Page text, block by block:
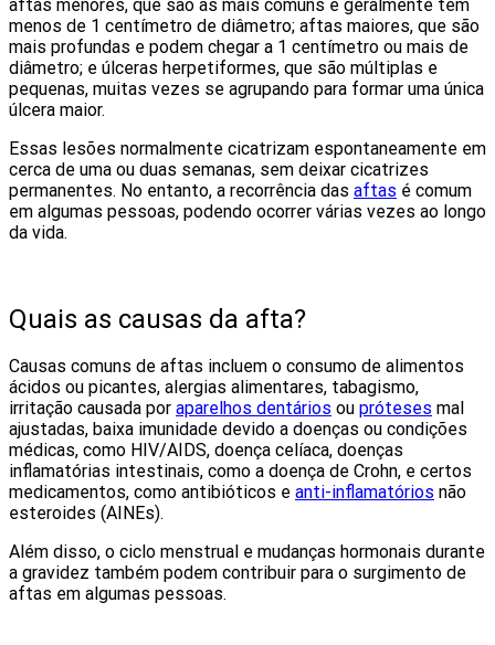
aftas menores, que são as mais comuns e geralmente têm
menos de 1 centímetro de diâmetro; aftas maiores, que são
mais profundas e podem chegar a 1 centímetro ou mais de
diâmetro; e úlceras herpetiformes, que são múltiplas e
pequenas, muitas vezes se agrupando para formar uma única
úlcera maior.
Essas lesões normalmente cicatrizam espontaneamente em
cerca de uma ou duas semanas, sem deixar cicatrizes
permanentes. No entanto, a recorrência das aftas é comum
em algumas pessoas, podendo ocorrer várias vezes ao longo
da vida.
Quais as causas da afta?
Causas comuns de aftas incluem o consumo de alimentos
ácidos ou picantes, alergias alimentares, tabagismo,
irritação causada por aparelhos dentários ou próteses mal
ajustadas, baixa imunidade devido a doenças ou condições
médicas, como HIV/AIDS, doença celíaca, doenças
inflamatórias intestinais, como a doença de Crohn, e certos
medicamentos, como antibióticos e anti-inflamatórios não
esteroides (AINEs).
Além disso, o ciclo menstrual e mudanças hormonais durante
a gravidez também podem contribuir para o surgimento de
aftas em algumas pessoas.